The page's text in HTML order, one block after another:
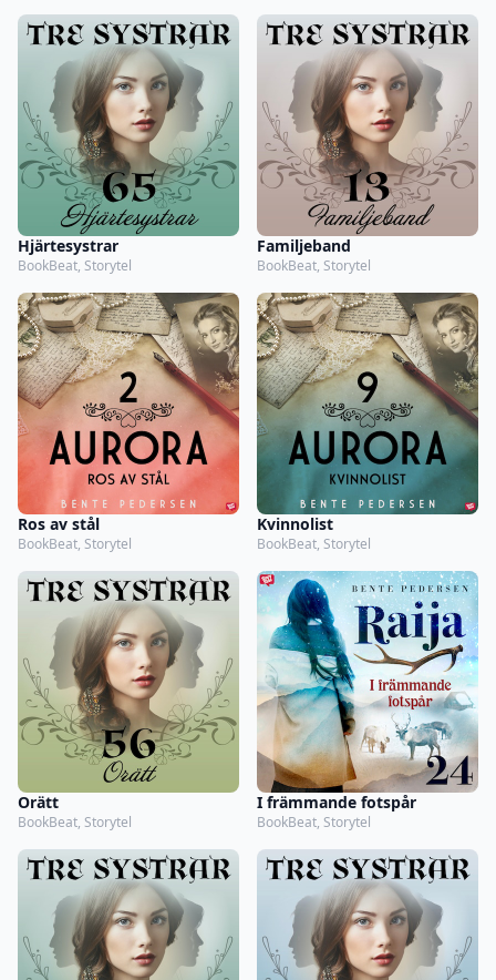
Hjärtesystrar
BookBeat, Storytel
Familjeband
BookBeat, Storytel
Ros av stål
BookBeat, Storytel
Kvinnolist
BookBeat, Storytel
Orätt
BookBeat, Storytel
I främmande fotspår
BookBeat, Storytel